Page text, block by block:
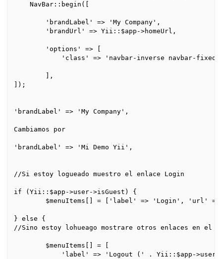
    NavBar::begin([
        'brandLabel' => 'My Company',
        'brandUrl' => Yii::$app->homeUrl,
        'options' => [
'class' => 'navbar-inverse navbar-fixed-
        ],
]);
'brandLabel' => 'My Company',
Cambiamos por
'brandLabel' => 'Mi Demo Yii',
//Si estoy logueado muestro el enlace Login
if (Yii::$app->user->isGuest) {
$menuItems[] = ['label' => 'Login', 'url'
} else {
//Sino estoy lohueago mostrare otros enlaces en el
        $menuItems[] = [
'label' => 'Logout (' . Yii::$app-